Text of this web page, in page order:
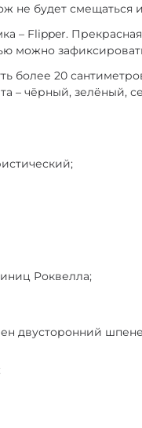
не будет смещаться
– Flipper.
можно
более 20
– чёрный, зелёный,
Роквелла;
двусторонний